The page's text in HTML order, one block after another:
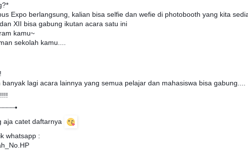
Expo berlangsung, kalian bisa selfie dan wefie di photobooth yang kita
XII bisa gabung ikutan acara satu ini
kamu~
sekolah kamu....
banyak lagi acara lainnya yang semua pelajar dan mahasiswa bisa gabung....
aja catet daftarnya
whatsapp :